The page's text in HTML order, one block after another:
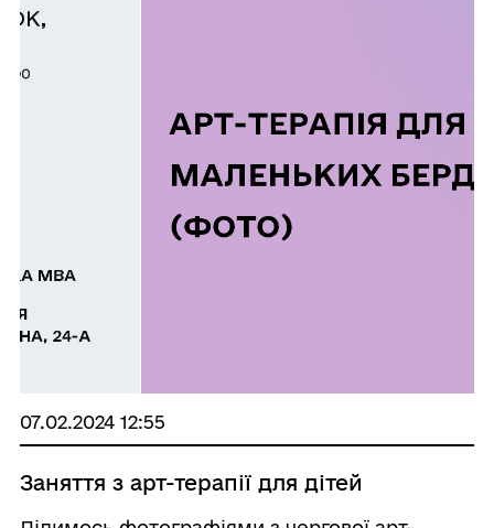
07.02.2024 12:55
Заняття з арт-терапії для дітей